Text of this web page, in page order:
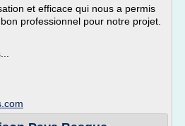
et efficace qui nous a permis
professionnel pour notre projet.